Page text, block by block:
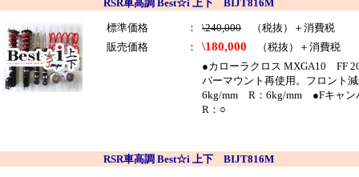
RSR車高調 Best☆i 上下 BIJT816M
標準価格 ： \240,000 （税抜）＋消費税
販売価格
： \180,000 （税抜）＋消費税
●カローラクロス MXGA10 FF
パーマウント再使用。フロント
6kg/mm R：6kg/mm ●Fキャ
R：○
RSR車高調 Best☆i 上下 BIJT816M